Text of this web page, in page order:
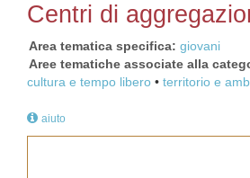
Centri di
Area tematica specifica giovani
Aree tematiche associate alla
cultura e tempo libero
territorio e
aiuto